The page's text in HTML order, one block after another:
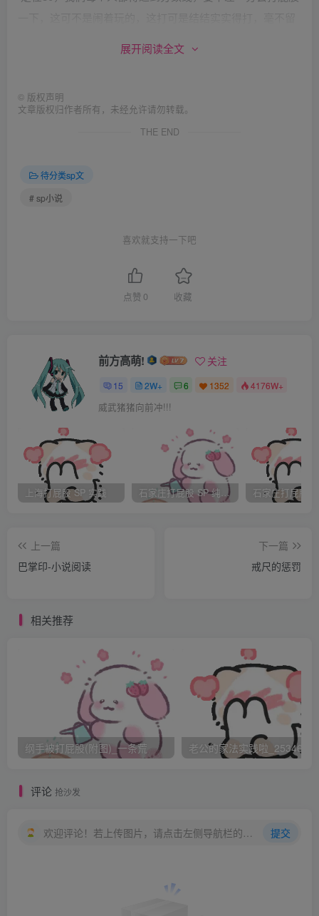
一天我就尝试到了她那无情的板子，早上起来晚了，出操迟
啊，上学第一天就迟到，我看你是好生活享受够了，非要让
直的靠墙站好，并说老师我错了，老师说那该怎么办，唐飞
说打10
下板子，并迅速地脱了裤子和内裤露出光屁股习惯地趴在了
子趴在那里，可是我不好意思脱内裤，老师急了，顺手就把
我内裤
给拽了下来，并说你这么大的小男孩光屁股我见得多了，你
数，我
伴随着哭腔忍痛查着一二三四。。。这一次打我哭的昏天黑
30 17:38重新编辑 ]
只是想象的~要是在这样学校里学习的话我成绩肯定会非常
好 谢谢你的支持 我是新人刚刚加入进来 虽然喜欢sp多年但
是头一次写文 谢谢你给我的评价 我会再接再厉的！
文章正在更新中 大家要耐心啊
可是我这种人呢就是好了伤疤忘了疼，再说这段时间的封闭
我依旧忘不了我的DOTA，我把我的想法跟好哥们儿唐飞说
校安排了晚自习，虽说我们才初二，但是学校为了升学率，
展开阅读全文
© 版权声明
文章版权归作者所有，未经允许请勿转载。
THE END
待分类sp文
# sp小说
喜欢就支持一下吧
点赞 0 收藏
前方高萌! 关注
15 2W+ 6 1352 4176W+
威武猪猪向前冲!!!
上海打屁股 SP 实践 石家庄打屁股 SP 纯实践
上一篇
巴掌印-小说阅读
下一篇
戒尺的惩罚
相关推荐
纲手被打屁股(附图)_一条荒 老公的家法实践啦
评论 抢沙发
欢迎评论！若上传图片，请点击左侧导航栏的图床工具，获取图片链接。 提交